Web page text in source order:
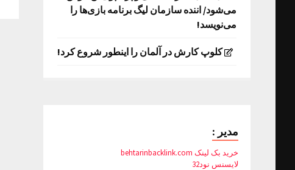
می‌شود/ اننده سازمان لیگ برنامه بازی‌ها را
می‌نویسد!
کلوپ کارش در آلمان را اینطور شروع کرد!
مدیر :
خرید بک لینک behtarinbacklink.com
لایسنس نود32